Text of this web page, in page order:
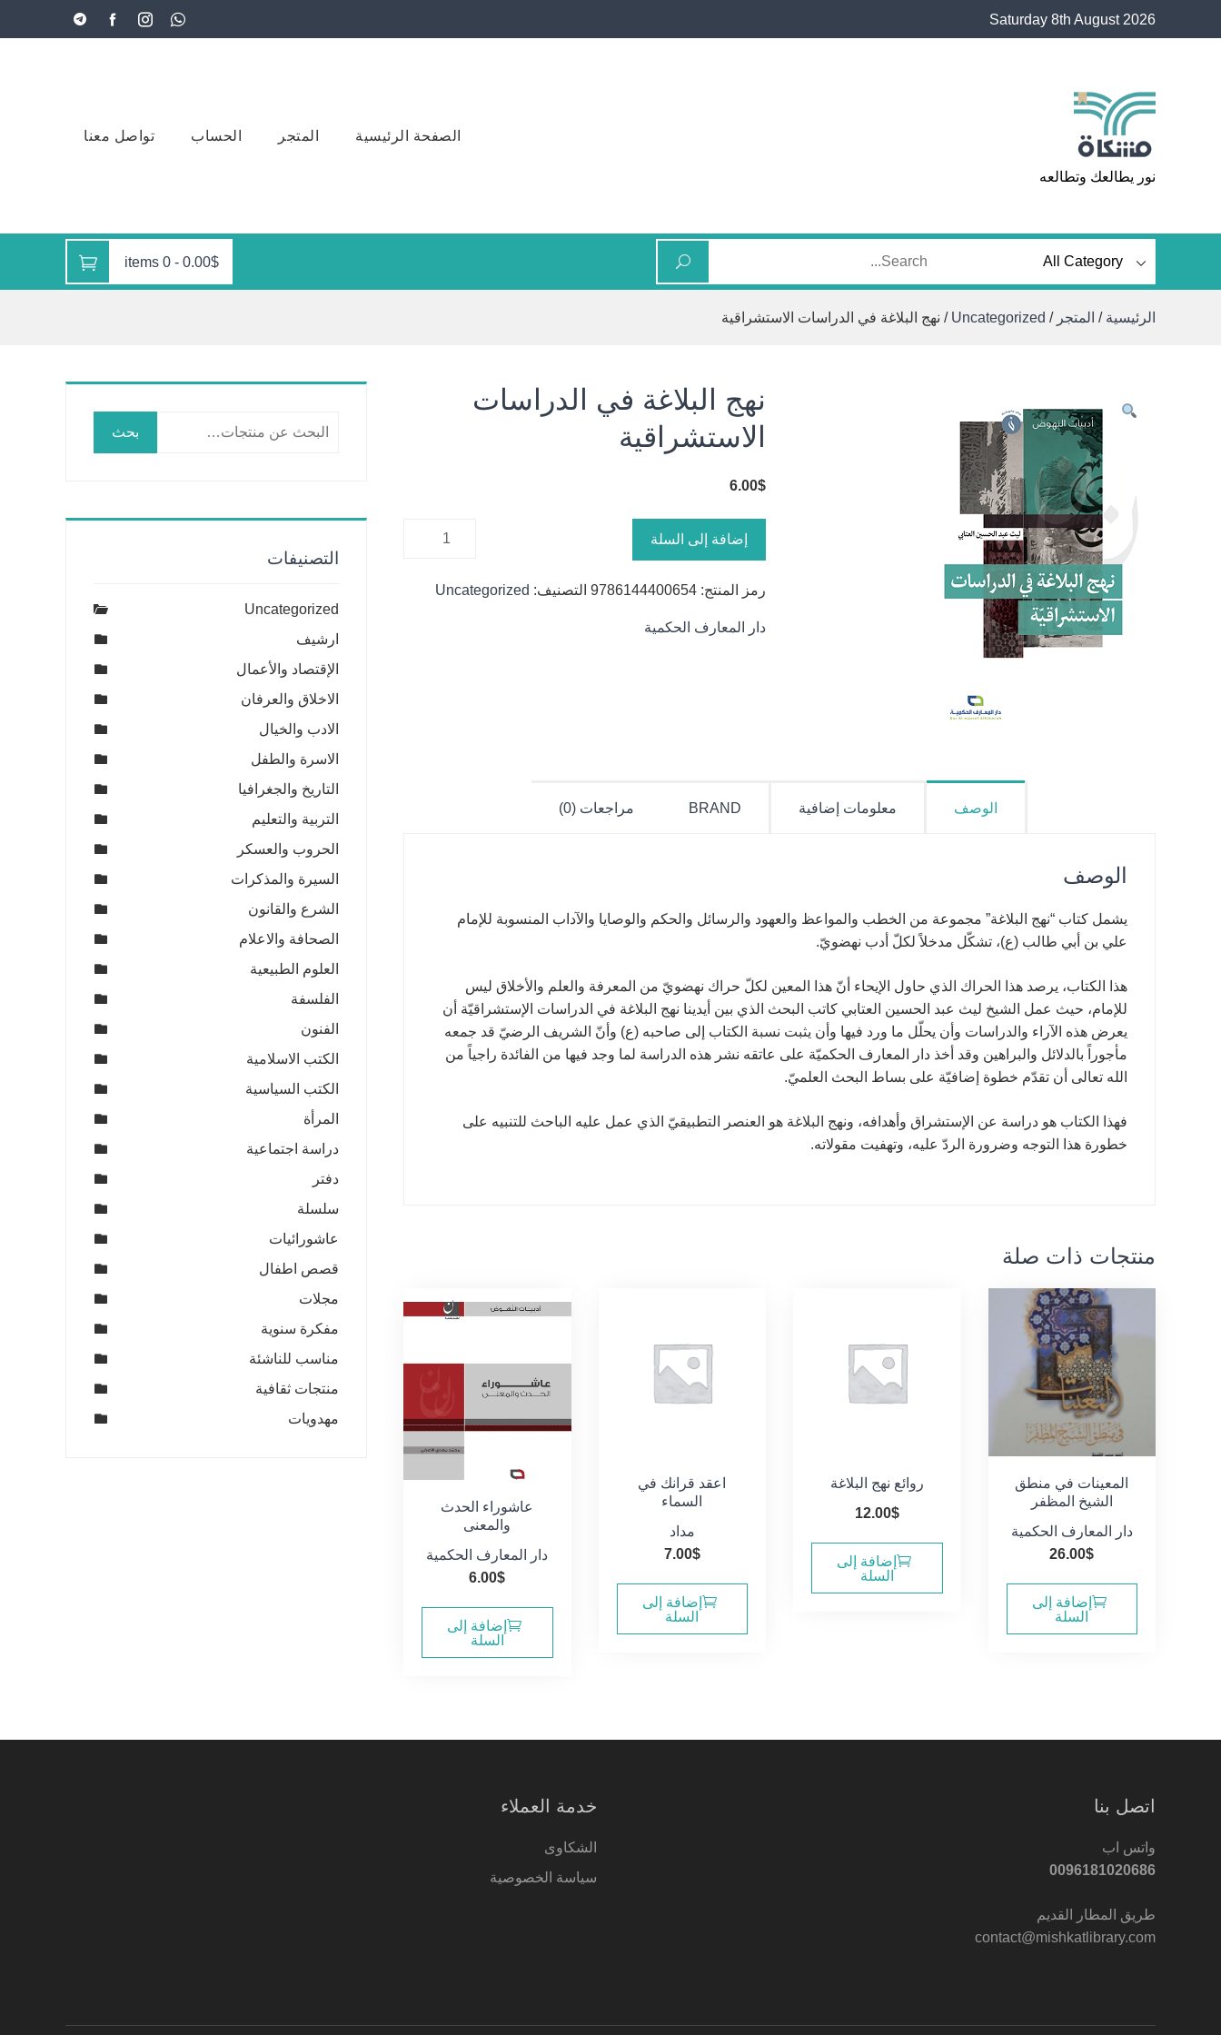
Saturday 8th August 2026
مشكاة
نور يطالعك وتطالعه
الصفحة الرئيسية المتجر الحساب تواصل معنا
0.00$
-
0 items
الرئيسية / المتجر /
Uncategorized / نهج البلاغة في الدراسات الاستشراقية
نهج البلاغة في الدراسات
الاستشراقية
6.00$
كمية نهج
الاستشراقية
إضافة إلى السلة
رمز المنتج: 9786144400654 التصنيف: Uncategorized
دار المعارف الحكمية
الوصف معلومات إضافية BRAND مراجعات (0)
الوصف
يشمل كتاب “نهج البلاغة” مجموعة من الخطب والمواعظ والعهود والرسائل والحكم والوصايا والآداب المنسوبة للإمام
علي بن أبي طالب (ع)، تشكّل مدخلاً لكلّ أدب نهضويّ.
هذا الكتاب، يرصد هذا الحراك الذي حاول الإيحاء أنّ هذا المعين لكلّ حراك نهضويّ من المعرفة والعلم والأخلاق ليس
للإمام، حيث عمل الشيخ ليث عبد الحسين العتابي كاتب البحث الذي بين أيدينا نهج البلاغة في الدراسات الإستشراقيّة أن
يعرض هذه الآراء والدراسات وأن يحلّل ما ورد فيها وأن يثبت نسبة الكتاب إلى صاحبه (ع) وأنّ الشريف الرضيّ قد جمعه
مأجوراً بالدلائل والبراهين وقد أخذ دار المعارف الحكميّة على عاتقه نشر هذه الدراسة لما وجد فيها من الفائدة راجياً من
الله تعالى أن تقدّم خطوة إضافيّة على بساط البحث العلميّ.
فهذا الكتاب هو دراسة عن الإستشراق وأهدافه، ونهج البلاغة هو العنصر التطبيقيّ الذي عمل عليه الباحث للتنبيه على
خطورة هذا التوجه وضرورة الردّ عليه، وتهفيت مقولاته.
منتجات ذات صلة
المعينات في منطق
الشيخ المظفر
دار المعارف الحكمية
26.00$
إضافة إلى
السلة
روائع نهج البلاغة
12.00$
إضافة إلى
السلة
اعقد قرانك في
السماء
مداد
7.00$
إضافة إلى
السلة
عاشوراء الحدث
والمعنى
دار المعارف الحكمية
6.00$
إضافة إلى
السلة
بحث
التصنيفات
Uncategorized
ارشيف
الإقتصاد والأعمال
الاخلاق والعرفان
الادب والخيال
الاسرة والطفل
التاريخ والجغرافيا
التربية والتعليم
الحروب والعسكر
السيرة والمذكرات
الشرع والقانون
الصحافة والاعلام
العلوم الطبيعية
الفلسفة
الفنون
الكتب الاسلامية
الكتب السياسية
المرأة
دراسة اجتماعية
دفتر
سلسلة
عاشورائيات
قصص اطفال
مجلات
مفكرة سنوية
مناسب للناشئة
منتجات ثقافية
مهدويات
اتصل بنا
واتس اب
0096181020686
طريق المطار القديم
contact@mishkatlibrary.com
خدمة العملاء
الشكاوى
سياسة الخصوصية